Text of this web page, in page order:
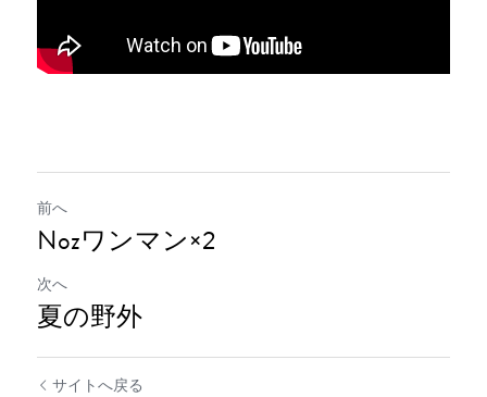
前へ
Nozワンマン×2
次へ
夏の野外
サイトへ戻る